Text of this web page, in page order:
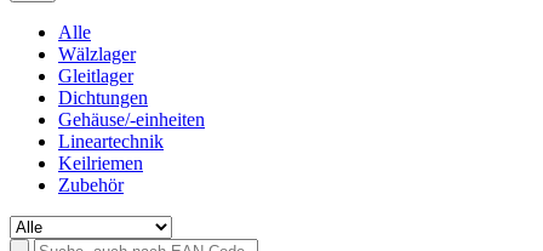
Alle
Wälzlager
Gleitlager
Dichtungen
Gehäuse/-einheiten
Lineartechnik
Keilriemen
Zubehör